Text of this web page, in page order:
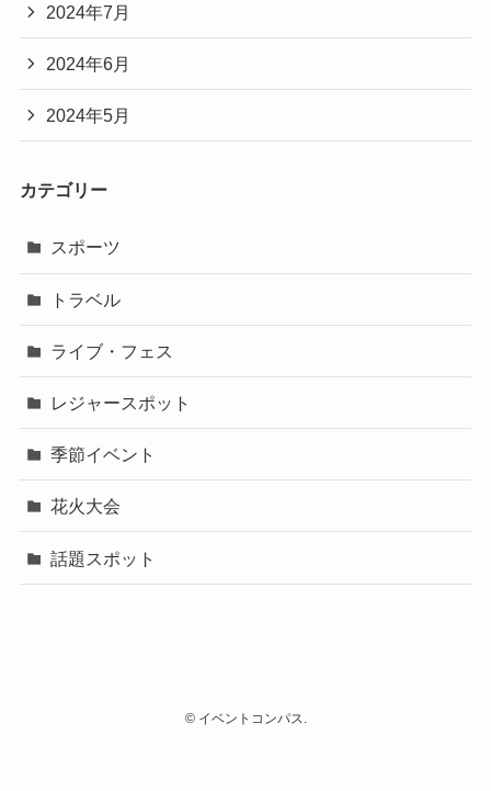
2024年7月
2024年6月
2024年5月
カテゴリー
スポーツ
トラベル
ライブ・フェス
レジャースポット
季節イベント
花火大会
話題スポット
©イベントコンパス.